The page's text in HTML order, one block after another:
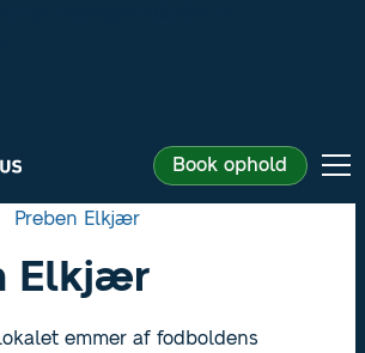
Book ophold
Preben Elkjær
Elkjær
emmer af fodboldens